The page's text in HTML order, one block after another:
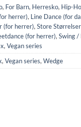
, For Barn, Herresko, Hip-
herrer), Line Dance (for
(for herrer),Store
(for herrer),Swing /
,Vegan series
,Vegan series,Wedge